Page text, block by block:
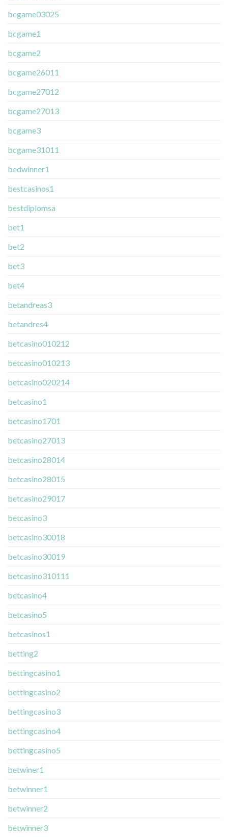
bcgame03025
bcgame1
bcgame2
bcgame26011
bcgame27012
bcgame27013
bcgame3
bcgame31011
bedwinner1
bestcasinos1
bestdiplomsa
bet1
bet2
bet3
bet4
betandreas3
betandres4
betcasino010212
betcasino010213
betcasino020214
betcasino1
betcasino1701
betcasino27013
betcasino28014
betcasino28015
betcasino29017
betcasino3
betcasino30018
betcasino30019
betcasino310111
betcasino4
betcasino5
betcasinos1
betting2
bettingcasino1
bettingcasino2
bettingcasino3
bettingcasino4
bettingcasino5
betwiner1
betwinner1
betwinner2
betwinner3